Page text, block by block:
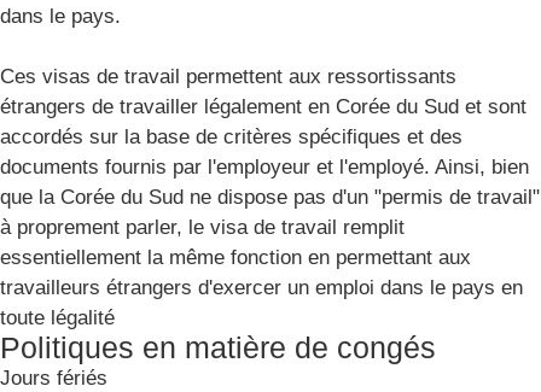
dans le pays.
Ces visas de travail permettent aux ressortissants
étrangers de travailler légalement en Corée du Sud et sont
accordés sur la base de critères spécifiques et des
documents fournis par l'employeur et l'employé. Ainsi, bien
que la Corée du Sud ne dispose pas d'un "permis de travail"
à proprement parler, le visa de travail remplit
essentiellement la même fonction en permettant aux
travailleurs étrangers d'exercer un emploi dans le pays en
toute légalité
Politiques en matière de congés
Jours fériés